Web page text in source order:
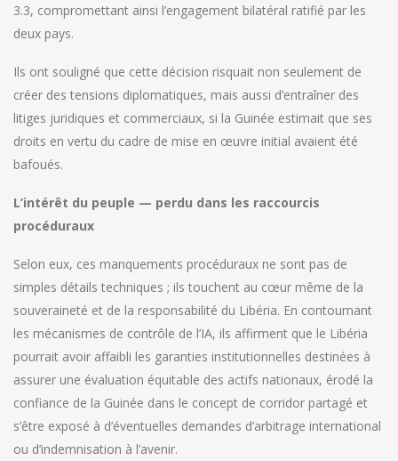
3.3, compromettant ainsi l’engagement bilatéral ratifié par les
deux pays.
Ils ont souligné que cette décision risquait non seulement de
créer des tensions diplomatiques, mais aussi d’entraîner des
litiges juridiques et commerciaux, si la Guinée estimait que ses
droits en vertu du cadre de mise en œuvre initial avaient été
bafoués.
L’intérêt du peuple — perdu dans les raccourcis
procéduraux
Selon eux, ces manquements procéduraux ne sont pas de
simples détails techniques ; ils touchent au cœur même de la
souveraineté et de la responsabilité du Libéria. En contournant
les mécanismes de contrôle de l’IA, ils affirment que le Libéria
pourrait avoir affaibli les garanties institutionnelles destinées à
assurer une évaluation équitable des actifs nationaux, érodé la
confiance de la Guinée dans le concept de corridor partagé et
s’être exposé à d’éventuelles demandes d’arbitrage international
ou d’indemnisation à l’avenir.